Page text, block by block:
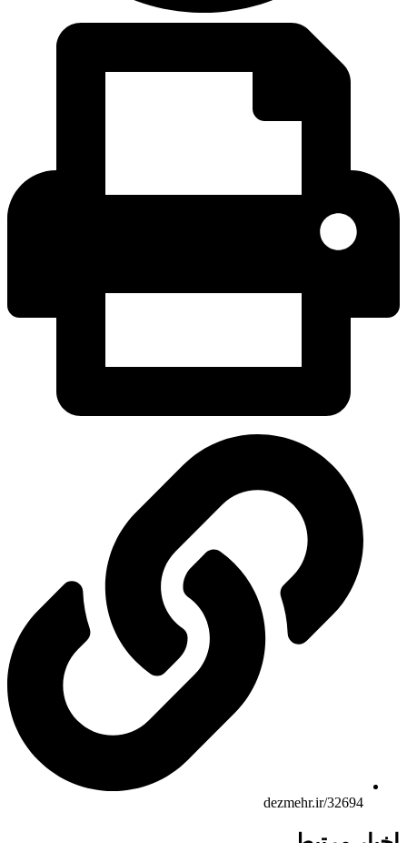
dezmehr.ir/32694